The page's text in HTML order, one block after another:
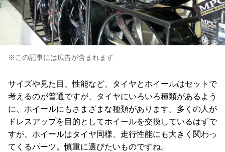
※この記事には広告が含まれます
サイズや見た目、性能など、タイヤとホイールはセットで
考えるのが普通ですが、タイヤにいろいろ種類があるよう
に、ホイールにもさまざまな種類があります。多くの人が
ドレスアップを目的としてホイールを交換しているはずで
すが、ホイールはタイヤ同様、走行性能にも大きく関わっ
てくるパーツ。慎重に選びたいものですね。